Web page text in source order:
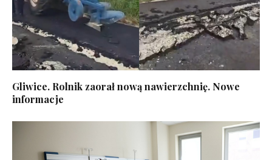
Gliwice. Rolnik zaorał nową nawierzchnię. Nowe
informacje